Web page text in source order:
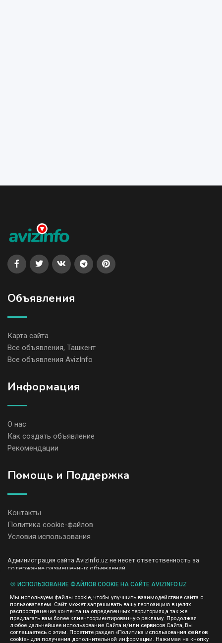
Объявления
Карта сайта
Все объявления, Ташкент
Все объявления AvizInfo
Информация
О нас
Как создать объявление
Рекомендации
Помощь и Поддержка
Контакты
Политика cookie-файлов
Условия использования
Администрация сайта AvizInfo.uz не несет ответственность за
содержание размещенных объявлений.
передаем и не продаем личную информацию зарегистрированных
правила конфиденциальности сайтов на которые ссылается
AvizInfo.uz. На некоторых страницах нашего сайта представлена
реклама Google Adsense Advertising Network. Чтобы узнать
подробней о правилах конфиденциальности Google нажмите тут
🍪 ИСПОЛЬЗОВАНИЕ ФАЙЛОВ COOKIE НА САЙТЕ AVIZINFO.UZ
Мы используем файлы cookie, чтобы улучшить взаимодействие сайта с
пользователем. Сайт может запрашивать вашу геопозицию в целях
распространения контента на определенных территориях,а так же
предлагать вам более клиентоориентированную рекламу. Продолжая
любое дальнейшее использование Сайта и/или сервисов Сайта, Вы
соглашаетесь с этим. Посетите раздел «Политика использования файлов
cookie» для получения дополнительной информации. Нажимая на кнопку